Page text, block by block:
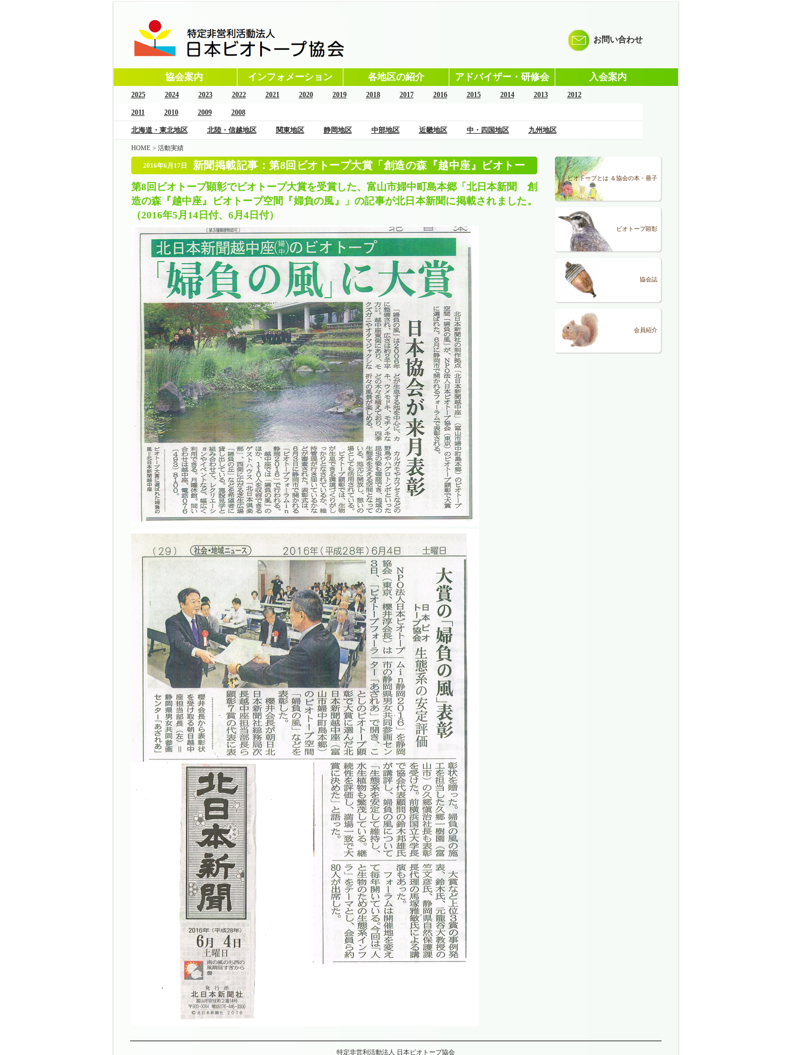
お問い合わせ
協会案内 インフォメーション 各地区の紹介 アドバイザー・研修会 入会案内
2025 2024 2023 2022 2021 2020 2019 2018 2017 2016 2015 2014 2013 2012
2011 2010 2009 2008
北海道・東北地区 北陸・信越地区 関東地区 静岡地区 中部地区 近畿地区 中・四国地区 九州地区
HOME> 活動実績
2016年6月17日
新聞掲載記事：第8回ビオトープ大賞「創造の森『越中座』ビオトー
プ空間『婦負の風』」（富山県）
第8回ビオトープ顕彰でビオトープ大賞を受賞した、富山市婦中町島本郷「北日本新聞 創
造の森『越中座』ビオトープ空間『婦負の風』」の記事が北日本新聞に掲載されました。
（2016年5月14日付、6月4日付）
ビオトープとは ＆協会の本・冊子
ビオトープ顕彰
協会誌
会員紹介
特定非営利活動法人 日本ビオトープ協会